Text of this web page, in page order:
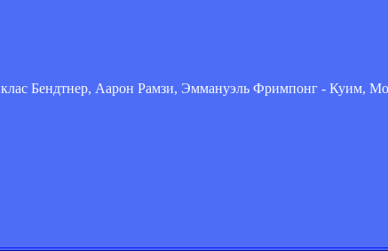
Бендтнер, Аарон Рамзи, Эммануэль Фримпонг - Куим,